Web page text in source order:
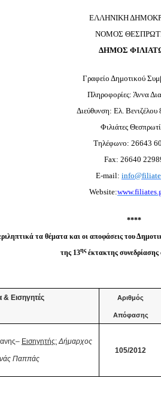
ΕΛΛΗΝΙΚΗ
ΝΟΜΟΣ
ΔΗΜΟΣ
Γραφείο Δημοτικού
Πληροφορίες: Άννα
Διεύθυνση: Ελ.
Φιλιάτες
Τηλέφωνο: 26643
Fax: 26640
E-mail:
Website:
****
τα θέματα και οι αποφάσεις του
της 13ηςέκτακτης συνεδρίασης
& Εισηγητές Αριθμός
Απόφασης
Εισηγητής:Δήμαρχος
Παππάς
105/2012